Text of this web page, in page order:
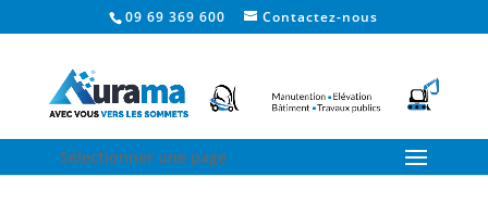
09 69 369 600 Contactez-nous
Sélectionner une page